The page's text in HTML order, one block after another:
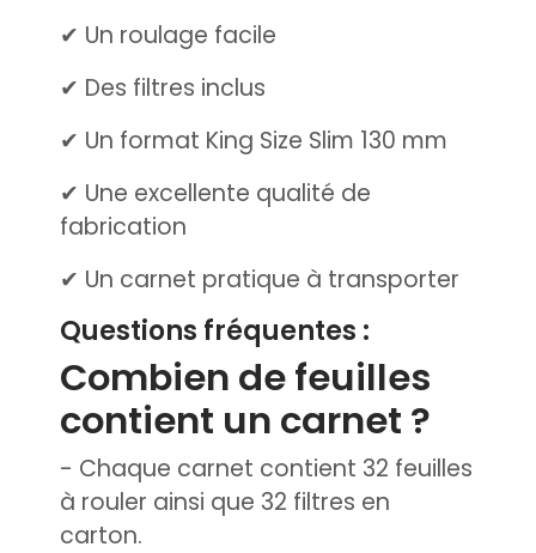
✔ Un roulage facile
✔ Des filtres inclus
✔ Un format King Size Slim 130 mm
✔ Une excellente qualité de
fabrication
✔ Un carnet pratique à transporter
Questions fréquentes :
Combien de feuilles
contient un carnet ?
- Chaque carnet contient 32 feuilles
à rouler ainsi que 32 filtres en
carton.